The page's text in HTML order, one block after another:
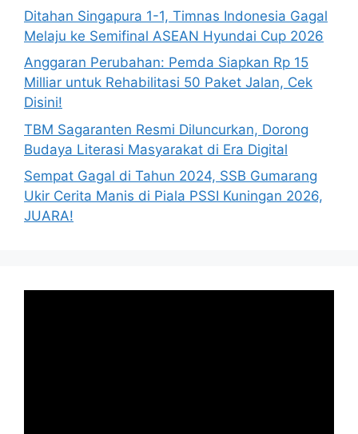
Ditahan Singapura 1-1, Timnas Indonesia Gagal
Melaju ke Semifinal ASEAN Hyundai Cup 2026
Anggaran Perubahan: Pemda Siapkan Rp 15
Milliar untuk Rehabilitasi 50 Paket Jalan, Cek
Disini!
TBM Sagaranten Resmi Diluncurkan, Dorong
Budaya Literasi Masyarakat di Era Digital
Sempat Gagal di Tahun 2024, SSB Gumarang
Ukir Cerita Manis di Piala PSSI Kuningan 2026,
JUARA!